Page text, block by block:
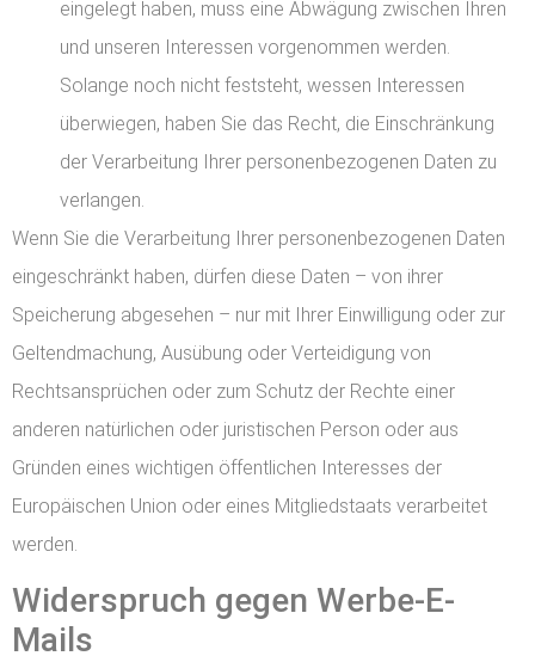
eingelegt haben, muss eine Abwägung zwischen Ihren
und unseren Interessen vorgenommen werden.
Solange noch nicht feststeht, wessen Interessen
überwiegen, haben Sie das Recht, die Einschränkung
der Verarbeitung Ihrer personenbezogenen Daten zu
verlangen.
Wenn Sie die Verarbeitung Ihrer personenbezogenen Daten
eingeschränkt haben, dürfen diese Daten – von ihrer
Speicherung abgesehen – nur mit Ihrer Einwilligung oder zur
Geltendmachung, Ausübung oder Verteidigung von
Rechtsansprüchen oder zum Schutz der Rechte einer
anderen natürlichen oder juristischen Person oder aus
Gründen eines wichtigen öffentlichen Interesses der
Europäischen Union oder eines Mitgliedstaats verarbeitet
werden.
Widerspruch gegen Werbe-E-
Mails